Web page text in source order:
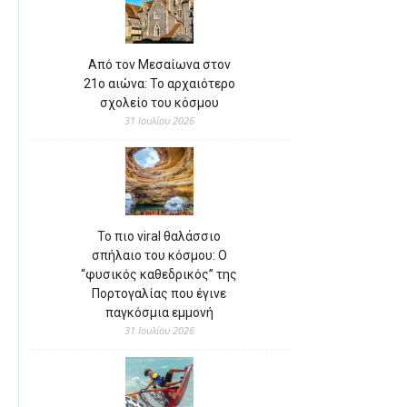
Από τον Μεσαίωνα στον
21ο αιώνα: Το αρχαιότερο
σχολείο του κόσμου
31 Ιουλίου 2026
Το πιο viral θαλάσσιο
σπήλαιο του κόσμου: Ο
“φυσικός καθεδρικός” της
Πορτογαλίας που έγινε
παγκόσμια εμμονή
31 Ιουλίου 2026